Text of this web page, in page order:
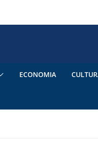
ECONOMIA